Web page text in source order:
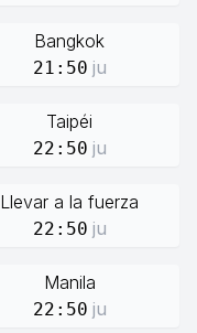
Bangkok
21:50 ju
Taipéi
22:50 ju
Llevar a la fuerza
22:50 ju
Manila
22:50 ju